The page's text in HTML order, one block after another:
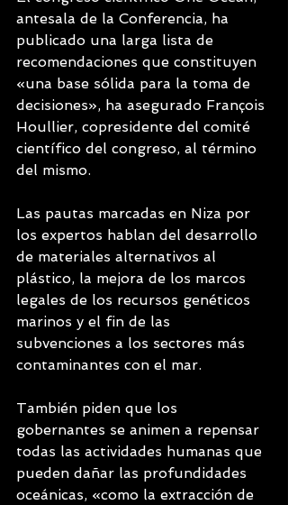
antesala de la Conferencia, ha
publicado una larga lista de
recomendaciones que constituyen
«una base sólida para la toma de
decisiones», ha asegurado François
Houllier, copresidente del comité
científico del congreso, al término
del mismo.
Las pautas marcadas en Niza por
los expertos hablan del desarrollo
de materiales alternativos al
plástico, la mejora de los marcos
legales de los recursos genéticos
marinos y el fin de las
subvenciones a los sectores más
contaminantes con el mar.
También piden que los
gobernantes se animen a repensar
todas las actividades humanas que
pueden dañar las profundidades
oceánicas, «como la extracción de